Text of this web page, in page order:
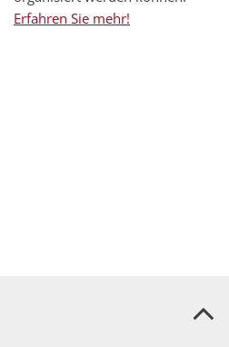
Erfahren Sie mehr!